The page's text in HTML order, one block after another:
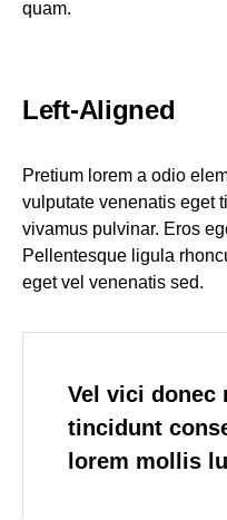
quam.
Left-Aligned
Pretium lorem a odio
vulputate venenatis eget
vivamus pulvinar. Eros
Pellentesque ligula
eget vel venenatis sed.
Vel vici donec
tincidunt
lorem mollis